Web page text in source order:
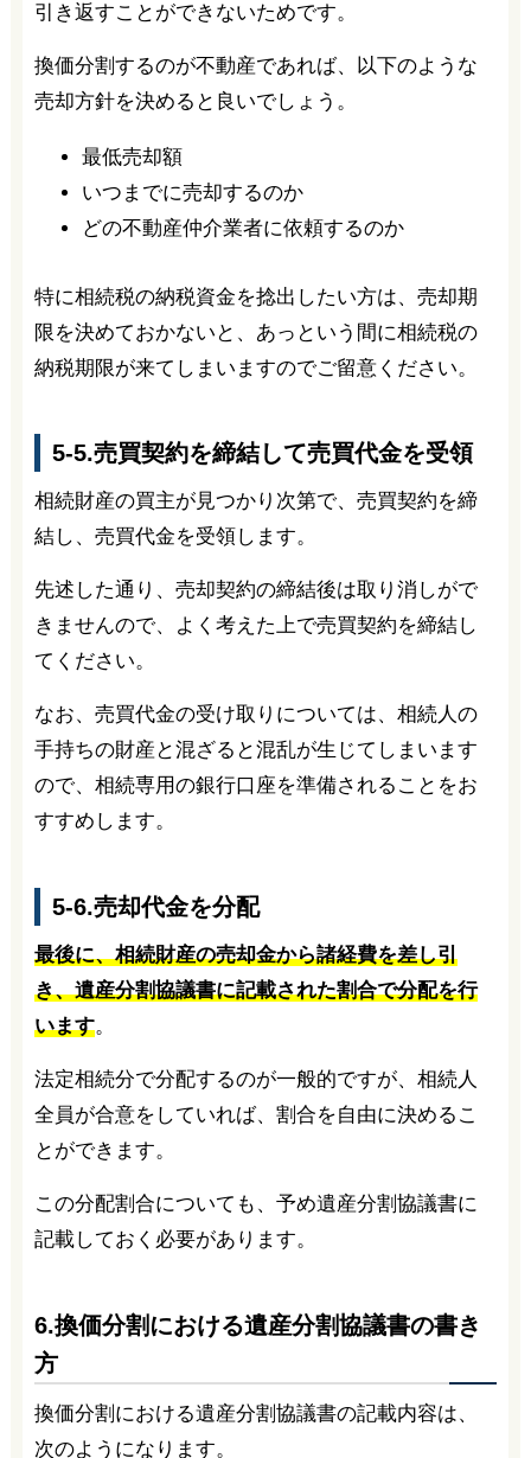
引き返すことができないためです。
換価分割するのが不動産であれば、以下のような
売却方針を決めると良いでしょう。
最低売却額
いつまでに売却するのか
どの不動産仲介業者に依頼するのか
特に相続税の納税資金を捻出したい方は、売却期
限を決めておかないと、あっという間に相続税の
納税期限が来てしまいますのでご留意ください。
5-5.売買契約を締結して売買代金を受領
相続財産の買主が見つかり次第で、売買契約を締
結し、売買代金を受領します。
先述した通り、売却契約の締結後は取り消しがで
きませんので、よく考えた上で売買契約を締結し
てください。
なお、売買代金の受け取りについては、相続人の
手持ちの財産と混ざると混乱が生じてしまいます
ので、相続専用の銀行口座を準備されることをお
すすめします。
5-6.売却代金を分配
最後に、相続財産の売却金から諸経費を差し引
き、遺産分割協議書に記載された割合で分配を行
います。
法定相続分で分配するのが一般的ですが、相続人
全員が合意をしていれば、割合を自由に決めるこ
とができます。
この分配割合についても、予め遺産分割協議書に
記載しておく必要があります。
6.換価分割における遺産分割協議書の書き
方
換価分割における遺産分割協議書の記載内容は、
次のようになります。